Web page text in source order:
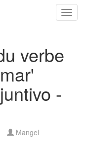
verbe
-
Mangel